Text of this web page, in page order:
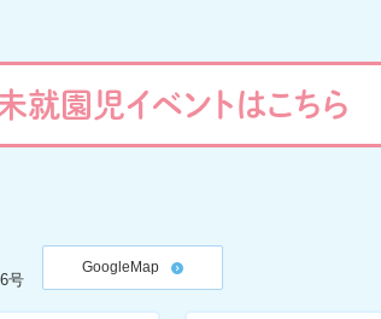
就園児イベントはこちら
号
GoogleMap